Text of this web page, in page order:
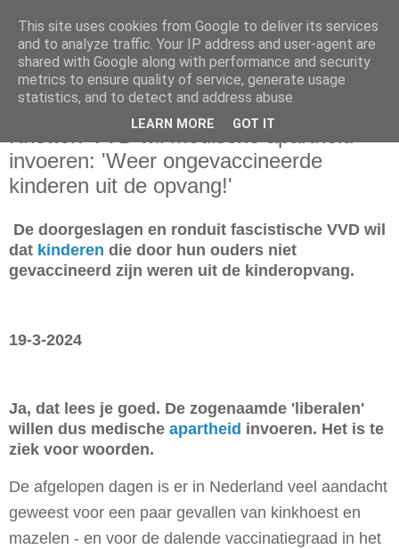
woensdag 20 maart 2024
Knetter! VVD wil medische apartheid
invoeren: 'Weer ongevaccineerde
kinderen uit de opvang!'
De doorgeslagen en ronduit fascistische VVD wil
dat kinderen die door hun ouders niet
gevaccineerd zijn weren uit de kinderopvang.
19-3-2024
Ja, dat lees je goed. De zogenaamde 'liberalen'
willen dus medische apartheid invoeren. Het is te
ziek voor woorden.
De afgelopen dagen is er in Nederland veel aandacht
geweest voor een paar gevallen van kinkhoest en
mazelen - en voor de dalende vaccinatiegraad in het
This site uses cookies from Google to deliver its services
and to analyze traffic. Your IP address and user-agent are
shared with Google along with performance and security
metrics to ensure quality of service, generate usage
statistics, and to detect and address abuse.
LEARN MORE GOT IT